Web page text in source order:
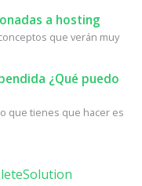
a hosting
que verán muy
¿Qué puedo
que tienes que hacer es